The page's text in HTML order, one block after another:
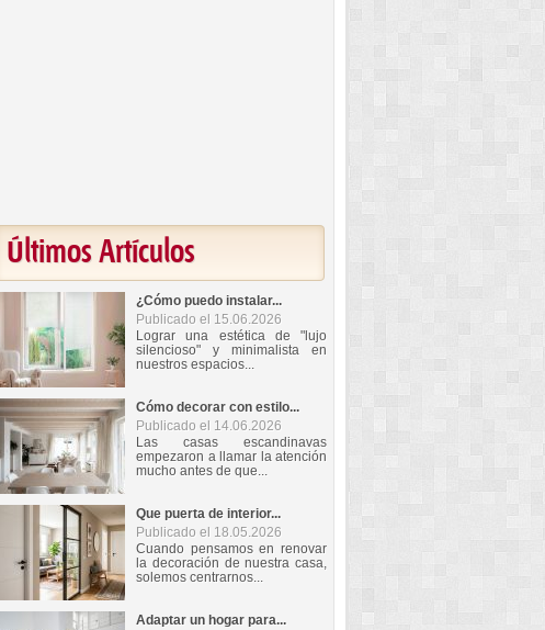
Últimos Artículos
¿Cómo puedo instalar...
Publicado el 15.06.2026
Lograr una estética de "lujo
silencioso" y minimalista en
nuestros espacios...
Cómo decorar con estilo...
Publicado el 14.06.2026
Las casas escandinavas
empezaron a llamar la atención
mucho antes de que...
Que puerta de interior...
Publicado el 18.05.2026
Cuando pensamos en renovar
la decoración de nuestra casa,
solemos centrarnos...
Adaptar un hogar para...